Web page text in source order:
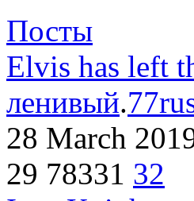
Посты
Elvis has left
ленивый.
28 March
29 78331 32